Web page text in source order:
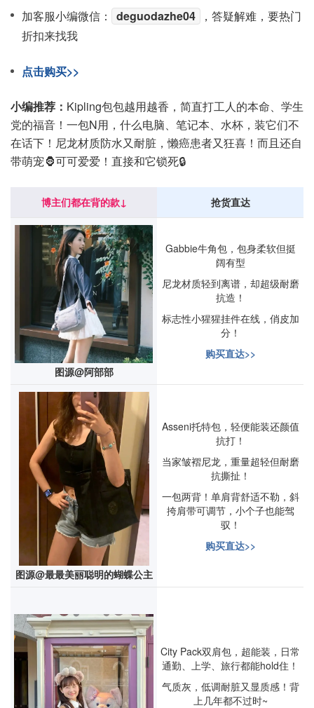
加客服小编微信：
deguodazhe04
，答疑解难，要热门
折扣来找我
点击购买>>
小编推荐： Kipling包包越用越香，简直打工人的本命、学生
党的福音！一包N用，什么电脑、笔记本、水杯，装它们不
在话下！尼龙材质防水又耐脏，懒癌患者又狂喜！而且还自
带萌宠🦍可可爱爱！直接和它锁死🔒
博主们都在背的款↓ 抢货直达
图源@阿部部
Gabbie牛角包，包身柔软但挺
阔有型
尼龙材质轻到离谱，却超级耐磨
抗造！
标志性小猩猩挂件在线，俏皮加
分！
购买直达>>
图源@最最美丽聪明的蝴蝶公主
Asseni托特包，轻便能装还颜值
抗打！
当家皱褶尼龙，重量超轻但耐磨
抗撕扯！
一包两背！单肩背舒适不勒，斜
挎肩带可调节，小个子也能驾
驭！
购买直达>>
City Pack双肩包，超能装，日常
通勤、上学、旅行都能hold住！
气质灰，低调耐脏又显质感！背
上几年都不过时~